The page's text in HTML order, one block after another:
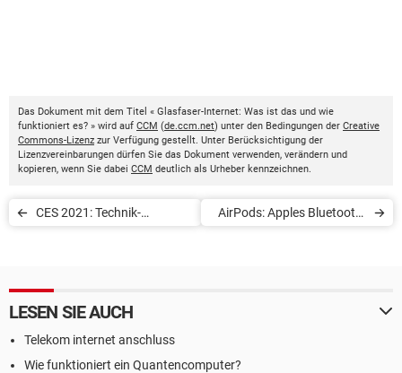
Das Dokument mit dem Titel « Glasfaser-Internet: Was ist das und wie
funktioniert es? » wird auf CCM (de.ccm.net) unter den Bedingungen der Creative
Commons-Lizenz zur Verfügung gestellt. Unter Berücksichtigung der
Lizenzvereinbarungen dürfen Sie das Dokument verwenden, verändern und
kopieren, wenn Sie dabei CCM deutlich als Urheber kennzeichnen.
CES 2021: Technik-
AirPods: Apples Bluetooth-
LESEN SIE AUCH
Telekom internet anschluss
Wie funktioniert ein Quantencomputer?